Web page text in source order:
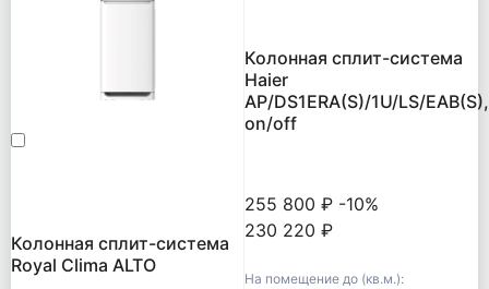
Колонная сплит-система
Royal Clima ALTO
Колонная сплит-система
Haier
AP/DS1ERA(S)/1U/LS/EAB(S),
on/off
255 800 ₽ -10%
230 220 ₽
На помещение до (кв.м.):